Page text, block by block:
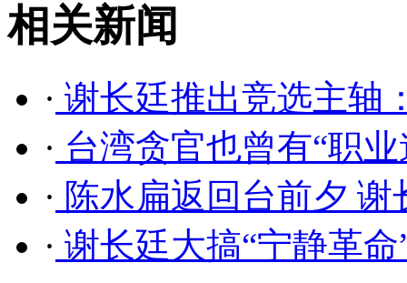
相关新闻
· 谢长廷推出竞选主轴
· 台湾贪官也曾有“职业
· 陈水扁返回台前夕
· 谢长廷大搞“宁静革